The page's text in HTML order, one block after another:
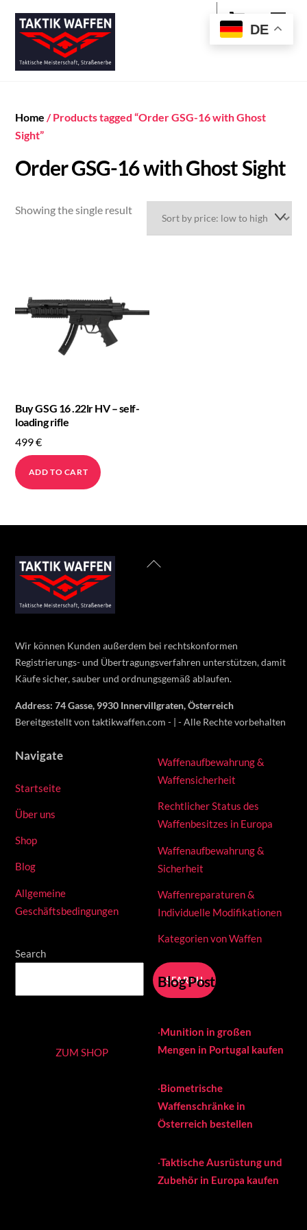
content
Cart
Home / Products tagged “Order GSG-16 with Ghost
Sight”
Order GSG-16 with Ghost Sight
Showing the single result
Buy GSG 16 .22lr HV – self-
loading rifle
499€
ADD TO CART
Back
Wir können Kunden außerdem bei rechtskonformen
Registrierungs- und Übertragungsverfahren unterstützen, damit
Käufe sicher, sauber und ordnungsgemäß ablaufen.
Address: 74 Gasse, 9930 Innervillgraten, Österreich
Bereitgestellt von taktikwaffen.com - | - Alle Rechte vorbehalten
Navigate
Startseite
Über uns
Shop
Blog
Allgemeine
Geschäftsbedingungen
Search
SEARCH
Waffenaufbewahrung &
Waffensicherheit
Rechtlicher Status des
Waffenbesitzes in Europa
Waffenaufbewahrung &
Sicherheit
Waffenreparaturen &
Individuelle Modifikationen
Kategorien von Waffen
Blog Posts
ZUM SHOP
·Munition in großen
Mengen in Portugal kaufen
·Biometrische
Waffenschränke in
Österreich bestellen
·Taktische Ausrüstung und
Zubehör in Europa kaufen
DE